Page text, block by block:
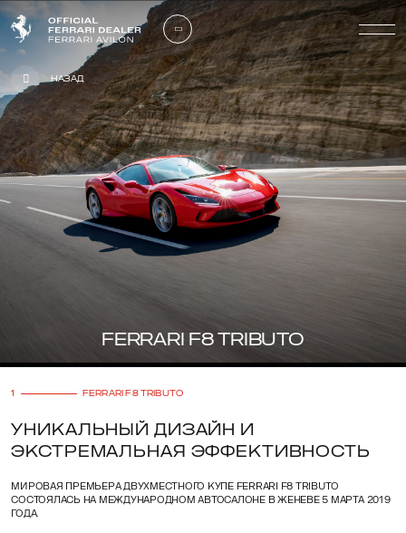
Назад
FERRARI F8 TRIBUTO
1 FERRARI F8 TRIBUTO
УНИКАЛЬНЫЙ ДИЗАЙН И
ЭКСТРЕМАЛЬНАЯ ЭФФЕКТИВНОСТЬ
МИРОВАЯ ПРЕМЬЕРА ДВУХМЕСТНОГО КУПЕ FERRARI F8 TRIBUTO
СОСТОЯЛАСЬ НА МЕЖДУНАРОДНОМ АВТОСАЛОНЕ В ЖЕНЕВЕ 5 МАРТА 2019
ГОДА.